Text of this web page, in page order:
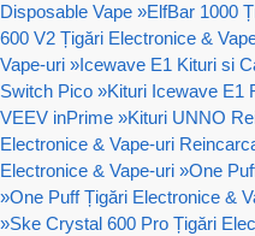
Disposable Vape »ElfBar 1000
600 V2 Țigări Electronice &
Vape-uri »Icewave E1 Kituri si
Switch Pico »Kituri Icewave E1
VEEV inPrime »Kituri UNNO
Electronice & Vape-uri
Electronice & Vape-uri »One
»One Puff Țigări Electronice &
»Ske Crystal 600 Pro Țigări